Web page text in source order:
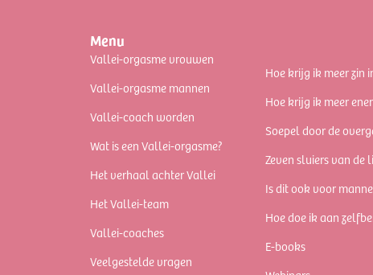
Menu
Vallei-orgasme vrouwen
Vallei-orgasme mannen
Vallei-coach worden
Wat is een Vallei-orgasme?
Het verhaal achter Vallei
Het Vallei-team
Vallei-coaches
Veelgestelde vragen
Hoe krijg ik meer zin
Hoe krijg ik meer
Soepel door de
Zeven sluiers van de
Is dit ook voor
Hoe doe ik aan
E-books